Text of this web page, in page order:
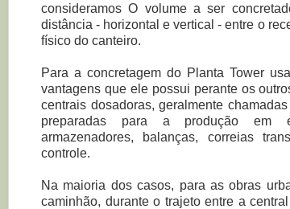
consideramos O volume a ser
distância - horizontal e vertical - entre o
físico do canteiro.
Para a concretagem do Planta Tower
vantagens que ele possui perante os
centrais dosadoras, geralmente
preparadas para a produção em
armazenadores, balanças, correias
controle.
Na maioria dos casos, para as obras
caminhão, durante o trajeto entre a